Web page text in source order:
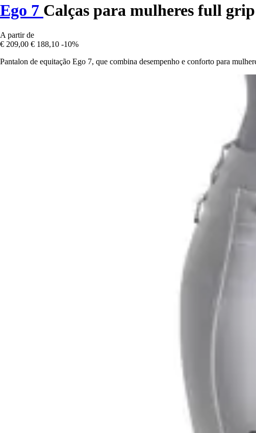
Ego 7 Calças para mulheres full
A partir de
€ 209,00 € 188,10 -10%
Pantalon de equitação Ego 7, que combina desempenho e conforto para